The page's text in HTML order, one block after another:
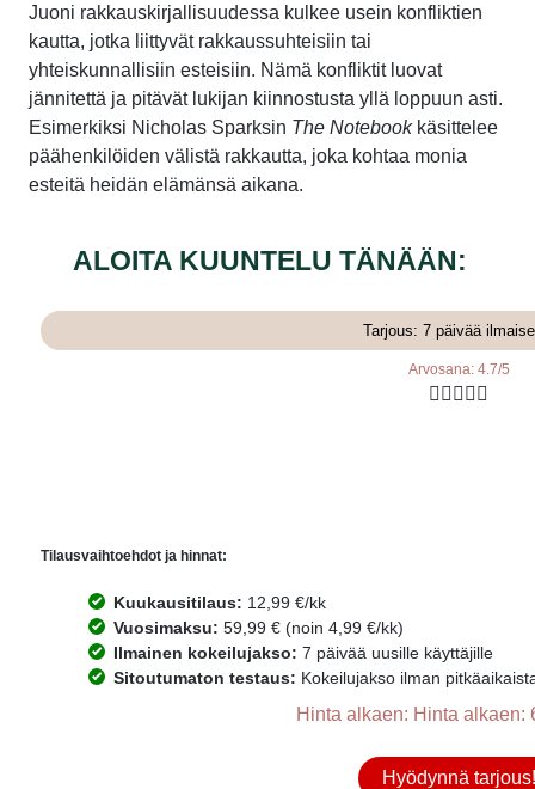
Juoni rakkauskirjallisuudessa kulkee usein konfliktien
kautta, jotka liittyvät rakkaussuhteisiin tai
yhteiskunnallisiin esteisiin. Nämä konfliktit luovat
jännitettä ja pitävät lukijan kiinnostusta yllä loppuun asti.
Esimerkiksi Nicholas Sparksin The Notebookkäsittelee
päähenkilöiden välistä rakkautta, joka kohtaa monia
esteitä heidän elämänsä aikana.
ALOITA KUUNTELU TÄNÄÄN:
Tarjous: 7 päivää
Arvosana: 4.7/5
    
Tilausvaihtoehdot ja hinnat:
Kuukausitilaus: 12,99 €/kk
Vuosimaksu: 59,99 € (noin 4,99 €/kk)
Ilmainen kokeilujakso: 7 päivää uusille käyttäjille
Sitoutumaton testaus: Kokeilujakso ilman
Hinta alkaen: Hinta alkaen:
Hyödynnä tarjous!